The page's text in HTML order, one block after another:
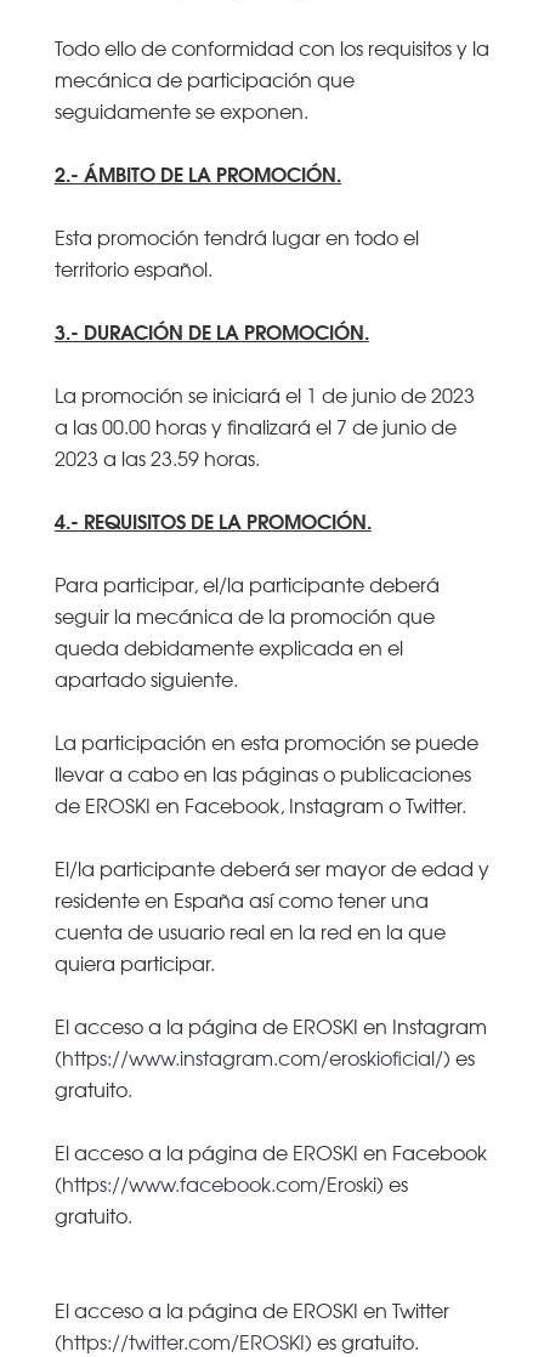
Todo ello de conformidad con los requisitos y la
mecánica de participación que
seguidamente se exponen.
2.- ÁMBITO DE LA PROMOCIÓN.
Esta promoción tendrá lugar en todo el
territorio español.
3.- DURACIÓN DE LA PROMOCIÓN.
La promoción se iniciará el 1 de junio de 2023
a las 00.00 horas y finalizará el 7 de junio de
2023 a las 23.59 horas.
4.- REQUISITOS DE LA PROMOCIÓN.
Para participar, el/la participante deberá
seguir la mecánica de la promoción que
queda debidamente explicada en el
apartado siguiente.
La participación en esta promoción se puede
llevar a cabo en las páginas o publicaciones
de EROSKI en Facebook, Instagram o Twitter.
El/la participante deberá ser mayor de edad y
residente en España así como tener una
cuenta de usuario real en la red en la que
quiera participar.
El acceso a la página de EROSKI en Instagram
(https://www.instagram.com/eroskioficial/) es
gratuito.
El acceso a la página de EROSKI en Facebook
(https://www.facebook.com/Eroski) es
gratuito.
El acceso a la página de EROSKI en Twitter
(https://twitter.com/EROSKI) es gratuito.